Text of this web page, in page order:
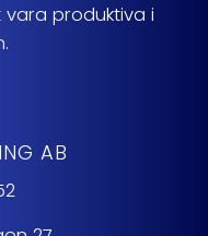
produktiva i
AB